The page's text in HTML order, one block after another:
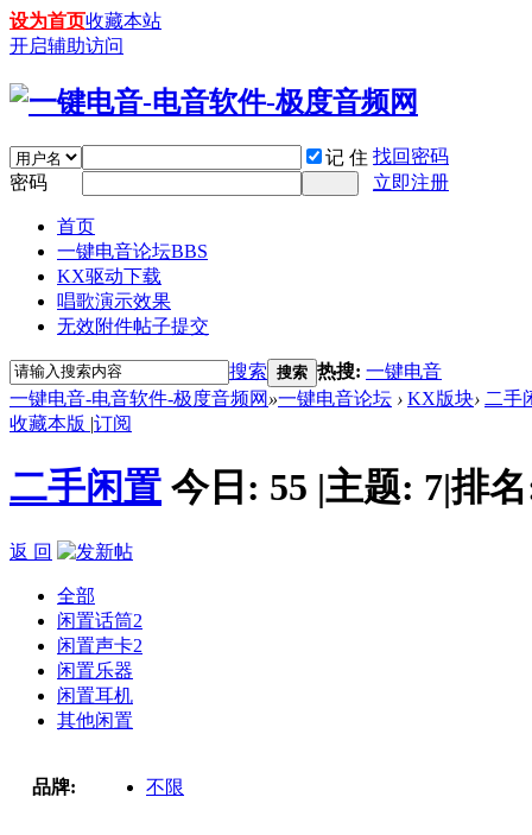
设为首页收藏本站
开启辅助访问
记 住 找回密码
密码
立即注册
首页
一键电音论坛BBS
KX驱动下载
唱歌演示效果
无效附件帖子提交
搜索 搜索 热搜: 一键电音
一键电音-电音软件-极度音频网 »一键电音论坛 › KX版块› 二手
收藏本版 |订阅
二手闲置 今日: 55 |主题: 7|排
返 回
全部
闲置话筒2
闲置声卡2
闲置乐器
闲置耳机
其他闲置
品牌: 不限